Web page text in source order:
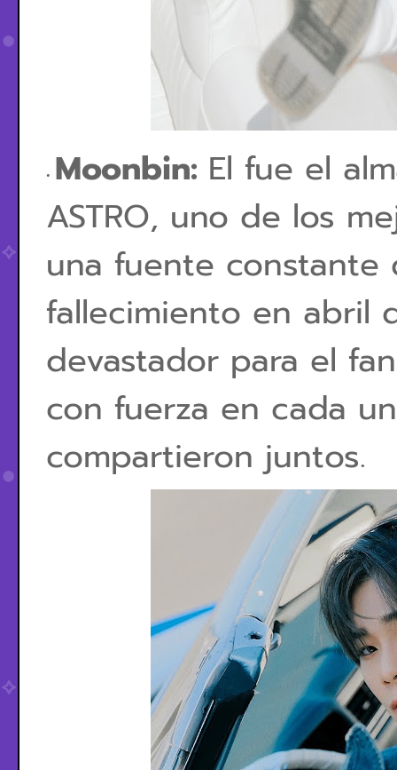
Moonbin: El fue el
ASTRO, uno de los
una fuente constante
fallecimiento en abril
devastador para el
con fuerza en cada
compartieron juntos.